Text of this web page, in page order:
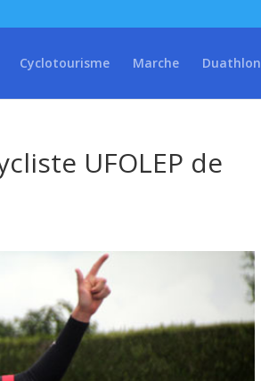
Cyclotourisme Marche Duathlon
UFOLEP de